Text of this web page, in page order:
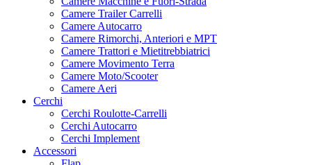
Camere Trailer Carrelli
Camere Autocarro
Camere Rimorchi, Anteriori e MPT
Camere Trattori e Mietitrebbiatrici
Camere Movimento Terra
Camere Moto/Scooter
Camere Aeri
Cerchi
Cerchi Roulotte-Carrelli
Cerchi Autocarro
Cerchi Implement
Accessori